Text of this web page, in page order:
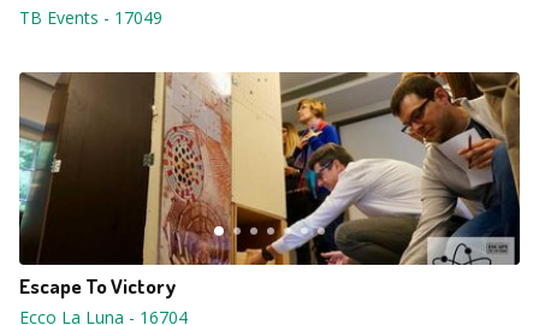
TB Events - 17049
Escape To Victory
Ecco La Luna - 16704